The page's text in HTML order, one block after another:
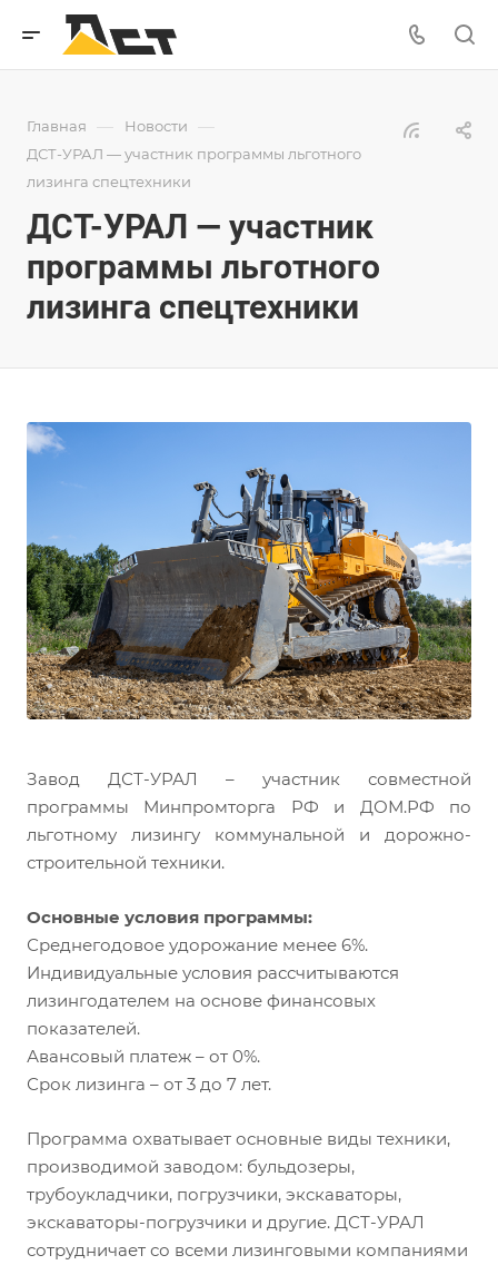
Главная — Новости —
ДСТ-УРАЛ — участник программы льготного
лизинга спецтехники
ДСТ-УРАЛ — участник
программы льготного
лизинга спецтехники
Завод ДСТ-УРАЛ – участник совместной
программы Минпромторга РФ и ДОМ.РФ по
льготному лизингу коммунальной и дорожно-
строительной техники.
Основные условия программы:
Среднегодовое удорожание менее 6%.
Индивидуальные условия рассчитываются
лизингодателем на основе финансовых
показателей.
Авансовый платеж – от 0%.
Срок лизинга – от 3 до 7 лет.
Программа охватывает основные виды техники,
производимой заводом: бульдозеры,
трубоукладчики, погрузчики, экскаваторы,
экскаваторы-погрузчики и другие. ДСТ-УРАЛ
сотрудничает со всеми лизинговыми компаниями